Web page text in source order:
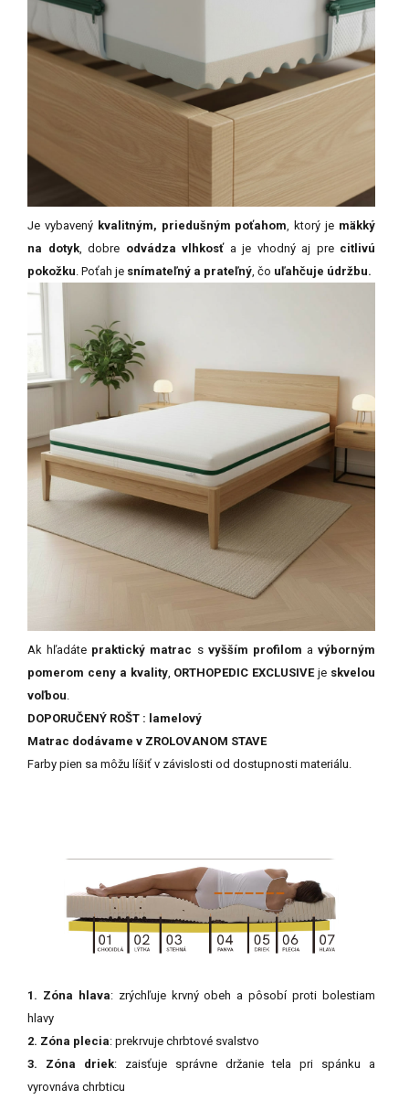
Je vybavený kvalitným, priedušným poťahom, ktorýje mäkký
na dotyk, dobre odvádza vlhkosť a je vhodný aj pre citlivú
pokožku. Poťah je snímateľný a prateľný, čo uľahčuje údržbu.
Ak hľadáte praktický matrac s vyšším profilom a výborným
pomerom ceny a kvality, ORTHOPEDIC EXCLUSIVE je skvelou
voľbou.
DOPORUČENÝ ROŠT : lamelový
Matrac dodávame v ZROLOVANOM STAVE
Farby pien sa môžu líšiť v závislosti od dostupnosti materiálu.
1. Zóna hlava: zrýchľuje krvný obeh a pôsobí proti bolestiam
hlavy
2. Zóna plecia: prekrvuje chrbtové svalstvo
3. Zóna driek: zaisťuje správne držanie tela pri spánku a
vyrovnáva chrbticu